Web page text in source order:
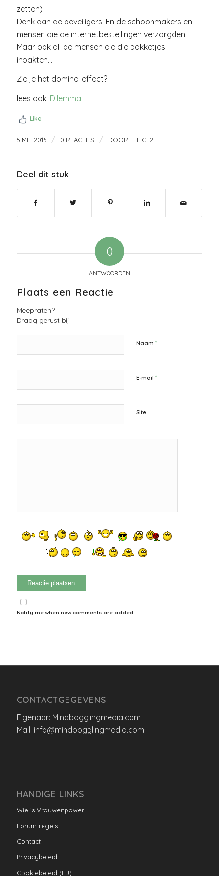
zetten)
Denk aan de beveiligers. En de schoonmakers en
mensen die de internetbestellingen verzorgden.
Maar ook al de mensen die die pakketjes
inpakten…
Zie je het domino-effect?
lees ook: Dilemma
Like
5 MEI 2016 / 0 REACTIES / DOOR FELICE2
Deel dit stuk
0
ANTWOORDEN
Plaats een Reactie
Meepraten?
Draag gerust bij!
Naam *
E-mail *
Site
Notify me when new comments are added.
CONTACTGEGEVENS
Eigenaar: Mindbogglingmedia.com
Mail: info@mindbogglingmedia.com
HANDIGE LINKS
Wie is Vrouwenpower
Forum regels
Contact
Privacybeleid
Cookiebeleid (EU)